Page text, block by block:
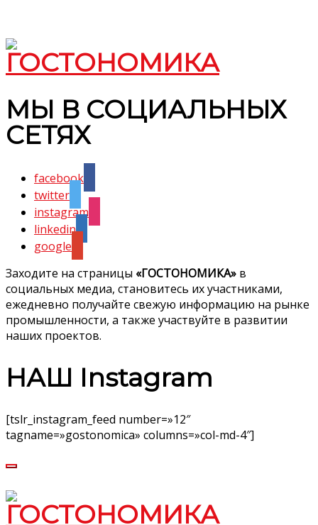
МЫ В СОЦИАЛЬНЫХ
СЕТЯХ
facebook
twitter
instagram
linkedin
google
Заходите на страницы «ГОСТОНОМИКА» в
социальных медиа, становитесь их участниками,
ежедневно получайте свежую информацию на рынке
промышленности, а также участвуйте в развитии
наших проектов.
НАШ Instagram
[tslr_instagram_feed number=»12″
tagname=»gostonomica» columns=»col-md-4″]